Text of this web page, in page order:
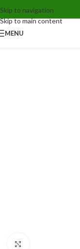
Skip to navigation
Skip to main content
MENU